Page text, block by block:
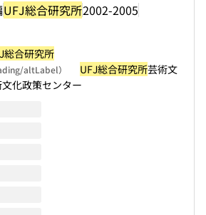
UFJ総合研究所2002-2005
総合研究所
altLabel） UFJ総合研究所芸術文
化政策センター